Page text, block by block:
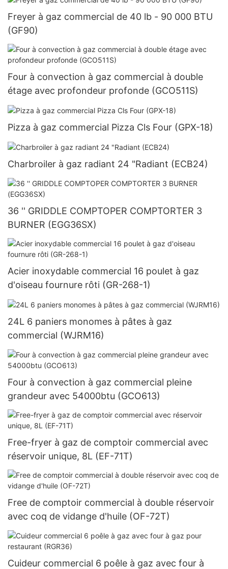
Freyer à gaz commercial de 40 lb - 90 000 BTU
(GF90)
Four à convection à gaz commercial à double
étage avec profondeur profonde (GCO511S)
Pizza à gaz commercial Pizza Cls Four (GPX-18)
Charbroiler à gaz radiant 24 "Radiant (ECB24)
36 '' GRIDDLE COMPTOPER COMPTORTER 3
BURNER (EGG36SX)
Acier inoxydable commercial 16 poulet à gaz
d'oiseau fournure rôti (GR-268-1)
24L 6 paniers monomes à pâtes à gaz
commercial (WJRM16)
Four à convection à gaz commercial pleine
grandeur avec 54000btu (GCO613)
Free-fryer à gaz de comptoir commercial avec
réservoir unique, 8L (EF-71T)
Free de comptoir commercial à double réservoir
avec coq de vidange d'huile (OF-72T)
Cuideur commercial 6 poêle à gaz avec four à